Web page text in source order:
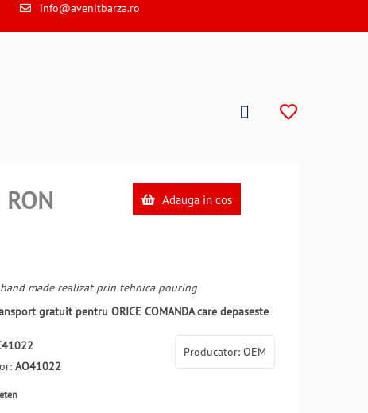
info@avenitbarza.ro
RON Adauga in cos
made realizat prin tehnica pouring
gratuit pentru ORICE COMANDA care depaseste
Producator: OEM
AO41022